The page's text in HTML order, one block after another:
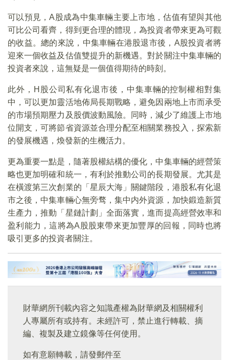
可以預見，A股成為中集車輛主要上市地，估值有望與其他
可比公司看齊，得到更合理的體現，為投資者帶來更為可觀
的收益。總的來說，中集車輛在港股退市後，A股投資者將
迎來一個收益及估值雙提升的新機遇。對於關注中集車輛的
投資者來說，這無疑是一個值得期待的時刻。
此外，H股公司私有化退市後，中集車輛的控制權相對集
中，可以更加靈活地佈局長期戰略，避免因兩地上市而承受
的市場預期壓力及股價波動風險。同時，減少了維護上市地
位開支，可將節省資源並合理分配至相關業務投入，探索新
的發展機遇，煥發新的生機活力。
更為重要一點是，隨著股權結構的優化，中集車輛的經營策
略也更加明確和統一，有利於推動公司的長期發展。尤其是
在橫渡第三次創業的「星辰大海」關鍵階段，港股私有化退
市之後，中集車輛心無旁骛，集中内外資源，加快鍛造新質
生產力，推動「星鏈計劃」全面落實，進而提高經營效率和
盈利能力，這將為A股股東帶來更加豐厚的回報，同時也將
吸引更多的投資者關注。
財華網所刊載內容之知識產權為財華網及相關權利
人專屬所有或持有。未經許可，禁止進行轉載、摘
編、複製及建立鏡像等任何使用。
如有意願轉載，請發郵件至